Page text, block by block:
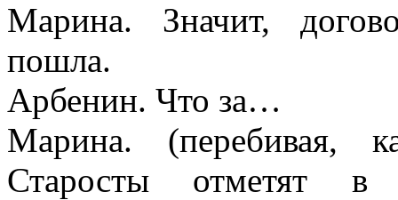
Марина. Значит,
пошла.
Арбенин. Что за…
Марина. (перебивая,
Старосты отметят в